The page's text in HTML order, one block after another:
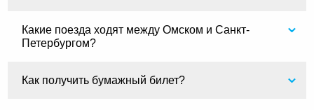
Какие поезда ходят между Омском и Санкт-
Петербургом?
Как получить бумажный билет?